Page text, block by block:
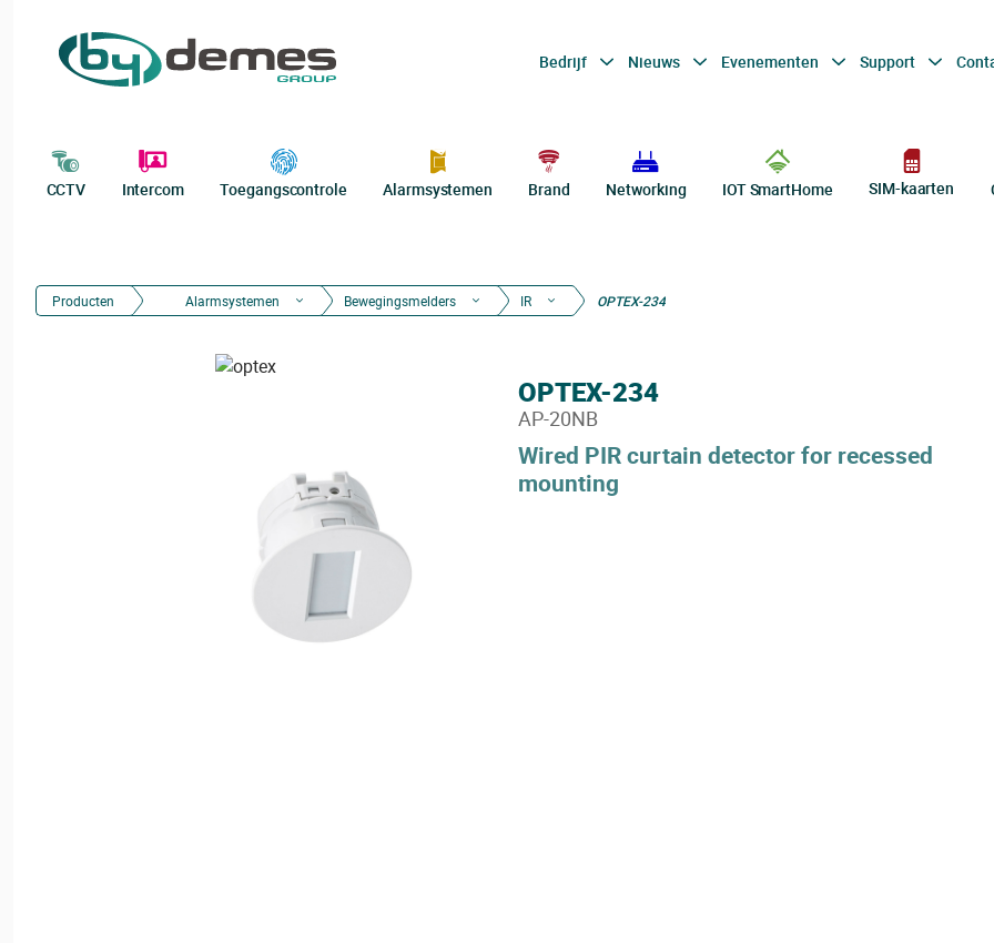
Bedrijf Nieuws Evenementen Support
CCTV Intercom Toegangscontrole Alarmsystemen Brand Networking IOT SmartHome SIM-kaarten
Producten Alarmsystemen Bewegingsmelders IR OPTEX-234
Wired PIR curtain detector for recessed
mounting
OPTEX-234
AP-20NB